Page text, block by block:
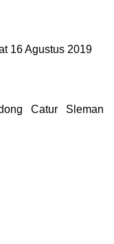
16 Agustus 2019
Catur Sleman